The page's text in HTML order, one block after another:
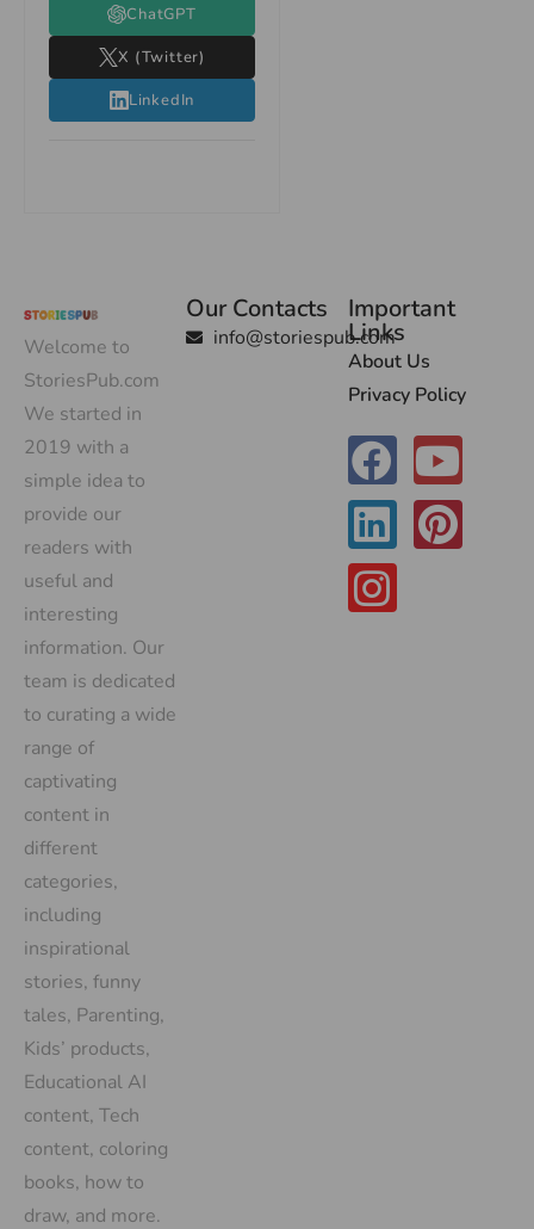
ChatGPT
X (Twitter)
LinkedIn
Welcome to
StoriesPub.com
We started in
2019 with a
simple idea to
provide our
readers with
useful and
interesting
information. Our
team is dedicated
to curating a wide
range of
captivating
content in
different
categories,
including
inspirational
stories, funny
tales, Parenting,
Kids’ products,
Educational AI
content, Tech
content, coloring
books, how to
draw, and more.
Our Contacts
info@storiespub.com
Important
Links
About Us
Privacy Policy